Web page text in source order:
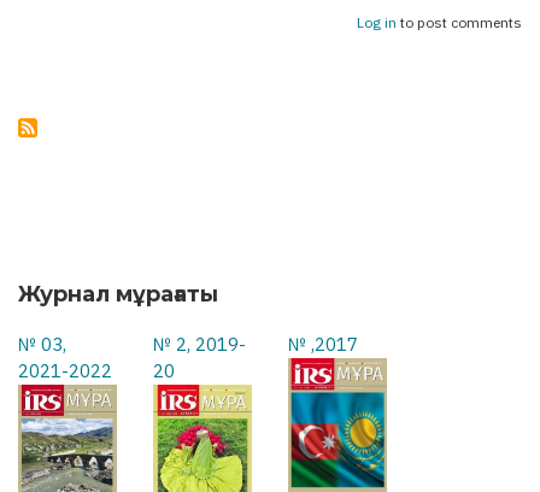
Log in to post comments
Журнал мұрағаты
№ 03,
2021-2022
№ 2, 2019-
20
№ ,2017